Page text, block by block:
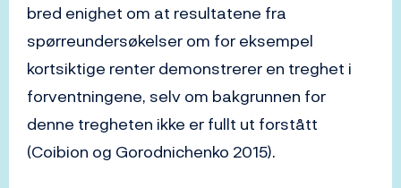
bred enighet om at resultatene fra
spørreundersøkelser om for eksempel
kortsiktige renter demonstrerer en treghet i
forventningene, selv om bakgrunnen for
denne tregheten ikke er fullt ut forstått
(Coibion og Gorodnichenko 2015).